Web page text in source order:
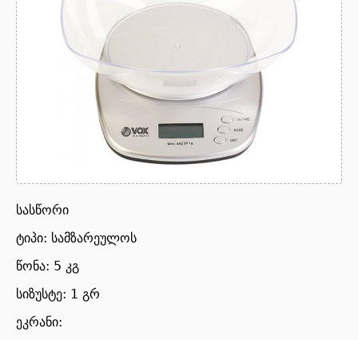
სასწორი
ტიპი: სამზარეულოს
წონა: 5 კგ
სიზუსტე: 1 გრ
ეკრანი: